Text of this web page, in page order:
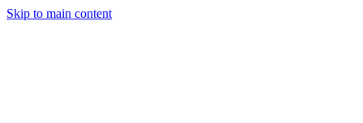
Skip to main content